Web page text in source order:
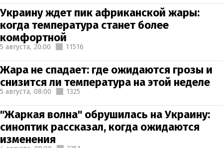
Украину ждет пик африканской жары:
когда температура станет более
комфортной
5 августа, 20:00 11516
Жара не спадает: где ожидаются грозы и
снизится ли температура на этой неделе
5 августа, 08:00 1325
"Жаркая волна" обрушилась на Украину:
синоптик рассказал, когда ожидаются
изменения